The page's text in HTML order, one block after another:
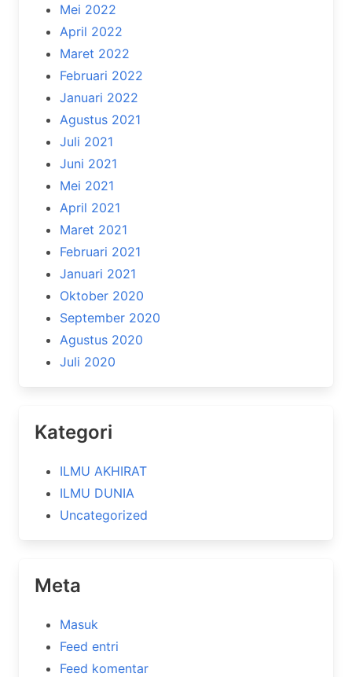
Mei 2022
April 2022
Maret 2022
Februari 2022
Januari 2022
Agustus 2021
Juli 2021
Juni 2021
Mei 2021
April 2021
Maret 2021
Februari 2021
Januari 2021
Oktober 2020
September 2020
Agustus 2020
Juli 2020
Kategori
ILMU AKHIRAT
ILMU DUNIA
Uncategorized
Meta
Masuk
Feed entri
Feed komentar